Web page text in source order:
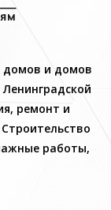
домов и домов
ремонт и
работы,